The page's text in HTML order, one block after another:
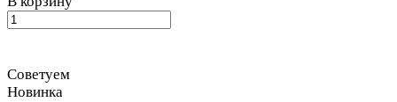
Советуем
Новинка